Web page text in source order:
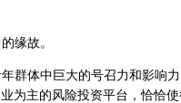
缘故。
体中巨大的号召力和影响
为主的风险投资平台，恰恰